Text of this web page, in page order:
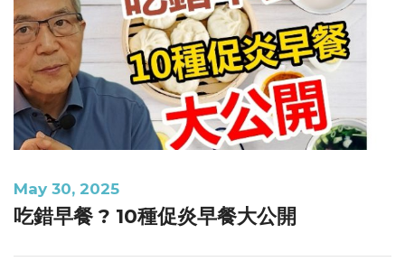
May 30, 2025
吃錯早餐 ? 10種促炎早餐大公開